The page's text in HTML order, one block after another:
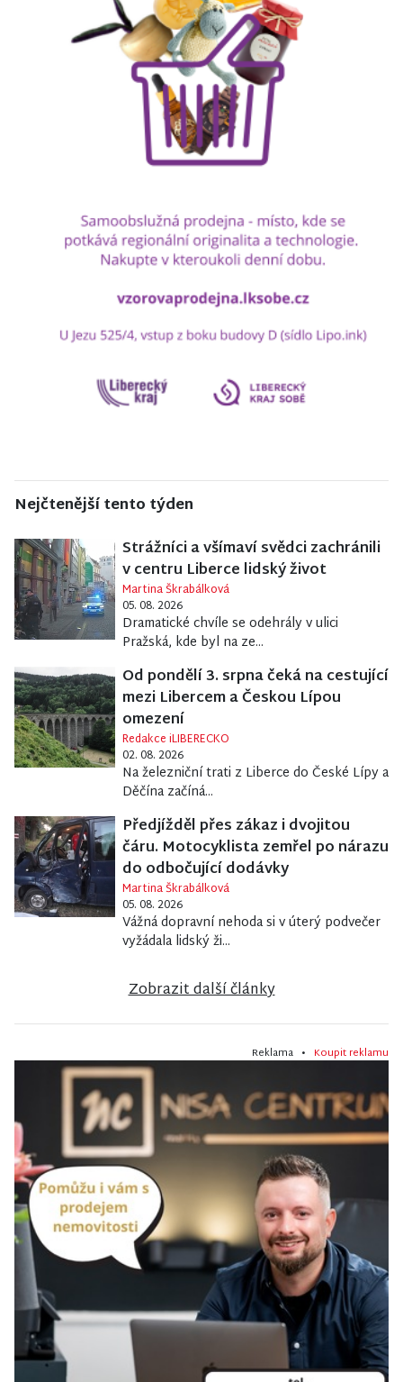
Nejčtenější tento týden
Strážníci a všímaví svědci zachránili
v centru Liberce lidský život
Martina Škrabálková
05. 08. 2026
Dramatické chvíle se odehrály v ulici
Pražská, kde byl na ze...
Od pondělí 3. srpna čeká na cestující
mezi Libercem a Českou Lípou
omezení
Redakce iLIBERECKO
02. 08. 2026
Na železniční trati z Liberce do České Lípy a
Děčína začíná...
Předjížděl přes zákaz i dvojitou
čáru. Motocyklista zemřel po nárazu
do odbočující dodávky
Martina Škrabálková
05. 08. 2026
Vážná dopravní nehoda si v úterý podvečer
vyžádala lidský ži...
Zobrazit další články
Reklama • Koupit reklamu